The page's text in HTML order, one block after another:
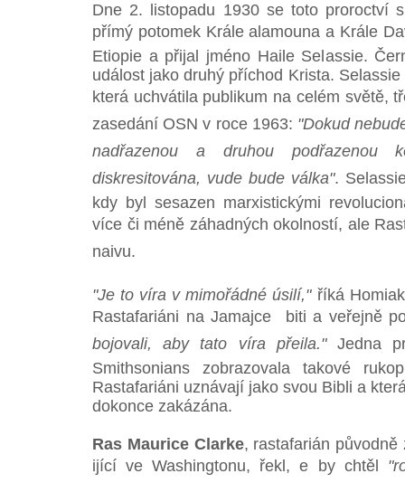
Dne 2. listopadu 1930 se toto proroctví
přímý potomek Krále alamouna a Krále
Etiopie a přijal jméno Haile Selassie.
událost jako druhý příchod Krista.
která uchvátila publikum na celém světě,
zasedání OSN v roce 1963: "Dokud
nadřazenou a druhou podřazenou
diskresitována, vude bude válka".
kdy byl sesazen marxistickými
více či méně záhadných okolností, ale
naivu.
"Je to víra v mimořádné úsilí,"říká
Rastafariáni na Jamajce biti a veřejně
bojovali, aby tato víra přeila."Jedna
Smithsonians zobrazovala takové
Rastafariáni uznávají jako svou Bibli a
dokonce zakázána.
Ras Maurice Clarke, rastafarián
ijící ve Washingtonu, řekl, e by chtěl